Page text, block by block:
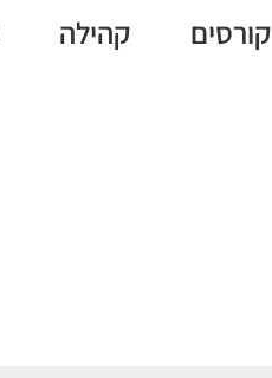
קורסים קהילה